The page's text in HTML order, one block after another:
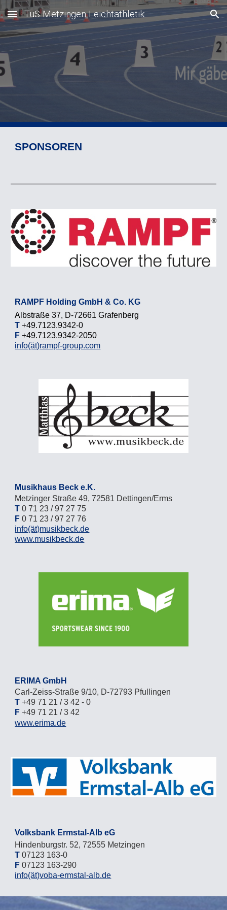
Skip to main content Skip to navigation
TuS Metzingen Leichtathletik
SPONSOREN
RAMPF Holding GmbH & Co. KG
Albstraße 37, D-72661 Grafenberg
T +49.7123.9342-0
F +49.7123.9342-2050
info(ät)rampf-group.com
Musikhaus Beck e.K.
Metzinger Straße 49, 72581 Dettingen/Erms
T 0 71 23 / 97 27 75
F 0 71 23 / 97 27 76
info(ät)musikbeck.de
www.musikbeck.de
ERIMA GmbH
Carl-Zeiss-Straße 9/10, D-72793 Pfullingen
T +49 71 21 / 3 42 - 0
F +49 71 21 / 3 42
www.erima.de
Volksbank Ermstal-Alb eG
Hindenburgstr. 52, 72555 Metzingen
T 07123 163-0
F 07123 163-290
info(ät)voba-ermstal-alb.de